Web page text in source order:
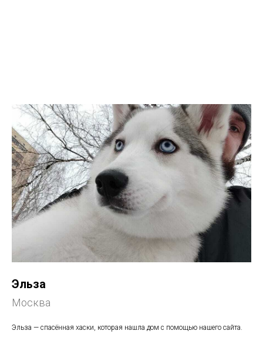
Эльза
Москва
Эльза — спасённая хаски, которая нашла дом с помощью нашего сайта.